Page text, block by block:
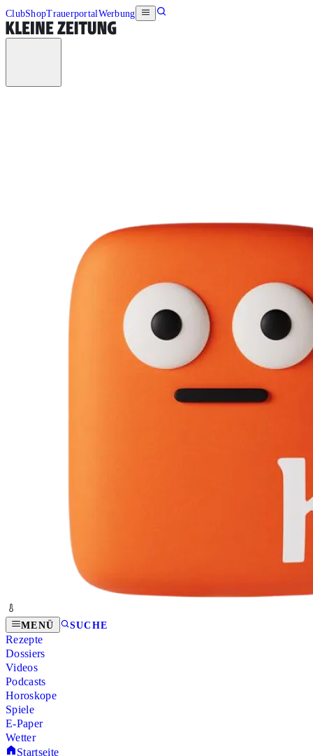
ClubShopTrauerportalWerbung
MENÜ SUCHE
Rezepte
Dossiers
Videos
Podcasts
Horoskope
Spiele
E-Paper
Wetter
Startseite